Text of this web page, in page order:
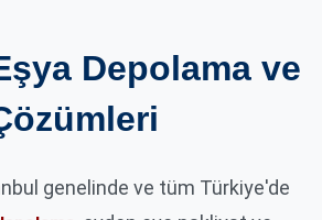
Depolama ve
genelinde ve tüm Türkiye'de